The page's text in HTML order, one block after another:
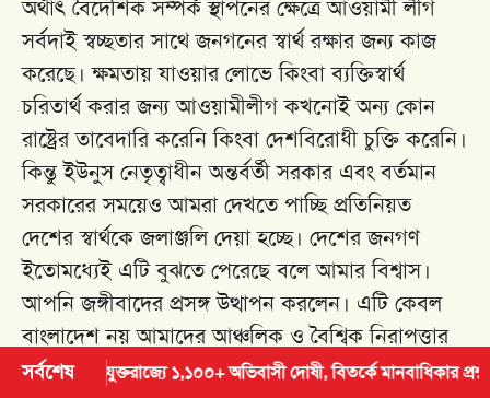
সর্বশেষ
যুক্তরাজ্যে ১,১০০+ অভিবাসী দোষী, বিতর্কে মানবাধিকার প্রশ্ন পর্তুগালে
অর্থাৎ বৈদেশিক সম্পর্ক স্থাপনের ক্ষেত্রে আওয়ামী লীগ
সর্বদাই স্বচ্ছতার সাথে জনগনের স্বার্থ রক্ষার জন্য কাজ
করেছে। ক্ষমতায় যাওয়ার লোভে কিংবা ব্যক্তিস্বার্থ
চরিতার্থ করার জন্য আওয়ামীলীগ কখনোই অন্য কোন
রাষ্ট্রের তাবেদারি করেনি কিংবা দেশবিরোধী চুক্তি করেনি।
কিন্তু ইউনুস নেতৃত্বাধীন অন্তর্বর্তী সরকার এবং বর্তমান
সরকারের সময়েও আমরা দেখতে পাচ্ছি প্রতিনিয়ত
দেশের স্বার্থকে জলাঞ্জলি দেয়া হচ্ছে। দেশের জনগণ
ইতোমধ্যেই এটি বুঝতে পেরেছে বলে আমার বিশ্বাস।
আপনি জঙ্গীবাদের প্রসঙ্গ উত্থাপন করলেন। এটি কেবল
বাংলাদেশ নয় আমাদের আঞ্চলিক ও বৈশ্বিক নিরাপত্তার
জন্য অন্যতম হুমকি। আপনাদের নিশ্চয়ই মনে আছে,